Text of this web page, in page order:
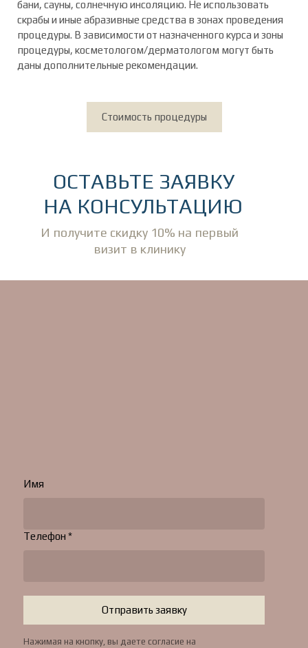
бани, сауны, солнечную инсоляцию. Не использовать
скрабы и иные абразивные средства в зонах проведения
процедуры. В зависимости от назначенного курса и зоны
процедуры, косметологом/дерматологом могут быть
даны дополнительные рекомендации.
Стоимость процедуры
Имя
Телефон *
Отправить заявку
Нажимая на кнопку, вы даете согласие на
И получите скидку 10% на первый
визит в клинику
ОСТАВЬТЕ ЗАЯВКУ
НА КОНСУЛЬТАЦИЮ